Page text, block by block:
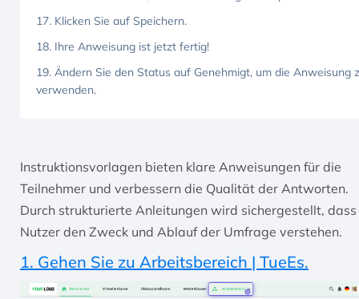
17. Klicken Sie auf Speichern.
18. Ihre Anweisung ist jetzt fertig!
19. Ändern Sie den Status auf Genehmigt, um die Anweisung
verwenden.
Instruktionsvorlagen bieten klare Anweisungen für die
Teilnehmer und verbessern die Qualität der Antworten.
Durch strukturierte Anleitungen wird sichergestellt,
Nutzer den Zweck und Ablauf der Umfrage verstehen.
1. Gehen Sie zu Arbeitsbereich | TueEs.